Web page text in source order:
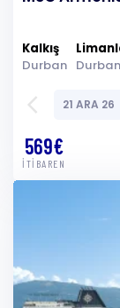
Kalkış
Durban
arrow_back_ios 21 ARA 26
569€
İTİBAREN